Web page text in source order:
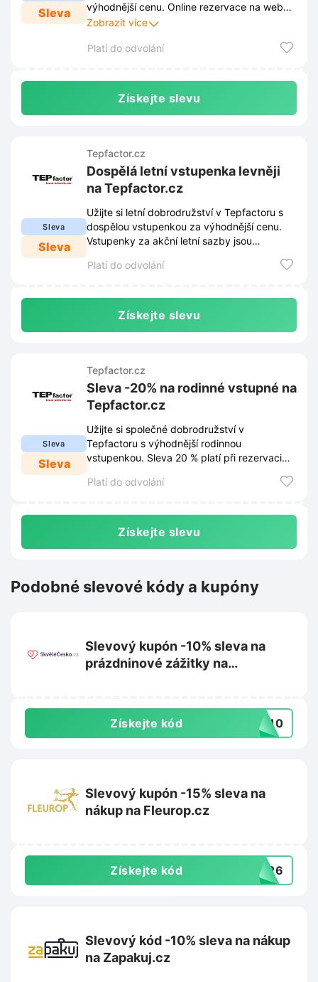
Sleva
výhodnější cenu. Online rezervace na webu
Tepfactor.cz garantuje nejlepší podmínky
Zobrazit více
Platí do odvolání
Získejte slevu
Sleva
Sleva
Tepfactor.cz
Dospělá letní vstupenka levněji
na Tepfactor.cz
Užijte si letní dobrodružství v Tepfactoru s
dospělou vstupenkou za výhodnější cenu.
Vstupenky za akční letní sazby jsou
Platí do odvolání
Získejte slevu
Sleva
Sleva
Tepfactor.cz
Sleva -20% na rodinné vstupné na
Tepfactor.cz
Užijte si společné dobrodružství v
Tepfactoru s výhodnější rodinnou
vstupenkou. Sleva 20 % platí při rezervaci
Platí do odvolání
Získejte slevu
Podobné slevové kódy a kupóny
Slevový kupón -10% sleva na
prázdninové zážitky na
Získejte kód OB10
Slevový kupón -15% sleva na
nákup na Fleurop.cz
Získejte kód ET26
Slevový kód -10% sleva na nákup
na Zapakuj.cz